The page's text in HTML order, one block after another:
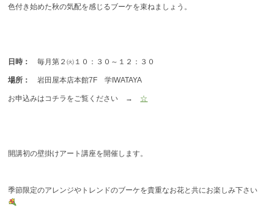
色付き始めた秋の気配を感じるブーケを束ねましょう。
日時： 毎月第２㈫１０：３０～１２：３０
場所：岩田屋本店本館7F 学IWATAYA
お申込みはコチラをご覧ください → ☆
開講初の壁掛けアート講座を開催します。
季節限定のアレンジやトレンドのブーケを貴重なお花と共にお楽しみ下さい